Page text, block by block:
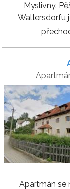
Myslivny.
Waltersdorfu
Apartmán se